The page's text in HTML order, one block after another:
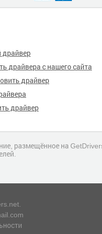
драйвера с нашего сайта
драйвер
драйвер
размещённое на